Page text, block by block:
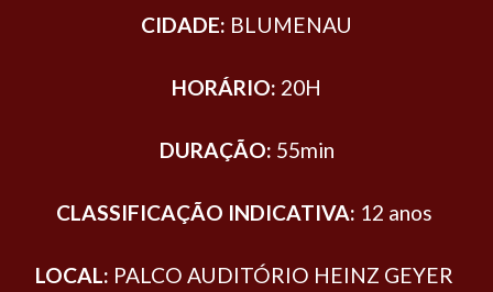
CIDADE: BLUMENAU
HORÁRIO: 20H
DURAÇÃO: 55min
CLASSIFICAÇÃO INDICATIVA: 12 anos
LOCAL: PALCO AUDITÓRIO HEINZ GEYER